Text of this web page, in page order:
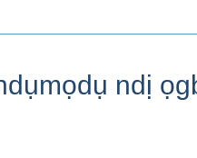
ndị